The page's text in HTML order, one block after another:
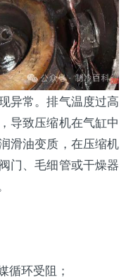
异常。排气温度过高
导致压缩机在气缸中
滑油变质，在压缩机
门、毛细管或干燥器
循环受阻；